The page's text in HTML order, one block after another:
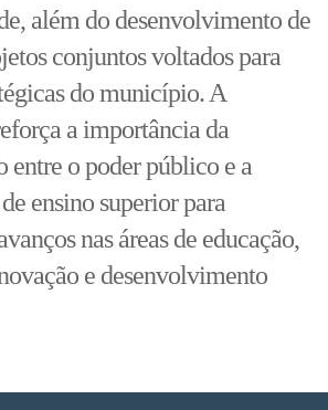
além do desenvolvimento de
conjuntos voltados para
do município. A
a importância da
entre o poder público e a
ensino superior para
nas áreas de educação,
e desenvolvimento